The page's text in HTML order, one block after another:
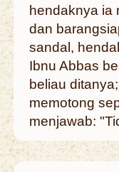
hendaknya ia
dan
sandal,
Ibnu Abbas
beliau
memotong
menjawab: